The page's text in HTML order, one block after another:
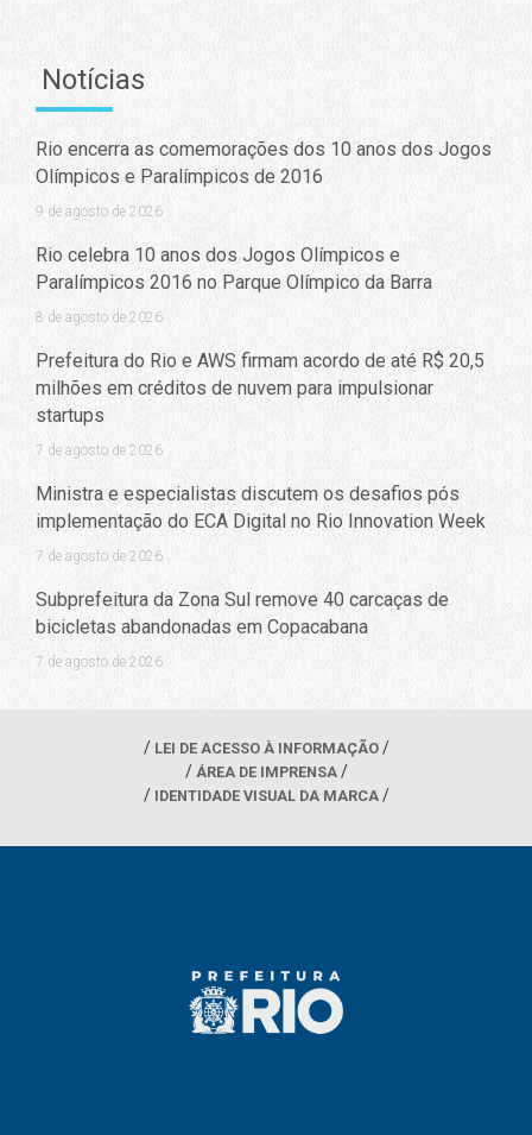
Notícias
Rio encerra as comemorações dos 10 anos dos Jogos
Olímpicos e Paralímpicos de 2016
9 de agosto de 2026
Rio celebra 10 anos dos Jogos Olímpicos e
Paralímpicos 2016 no Parque Olímpico da Barra
8 de agosto de 2026
Prefeitura do Rio e AWS firmam acordo de até R$ 20,5
milhões em créditos de nuvem para impulsionar
startups
7 de agosto de 2026
Ministra e especialistas discutem os desafios pós
implementação do ECA Digital no Rio Innovation Week
7 de agosto de 2026
Subprefeitura da Zona Sul remove 40 carcaças de
bicicletas abandonadas em Copacabana
7 de agosto de 2026
LEI DE ACESSO À INFORMAÇÃO
ÁREA DE IMPRENSA
IDENTIDADE VISUAL DA MARCA